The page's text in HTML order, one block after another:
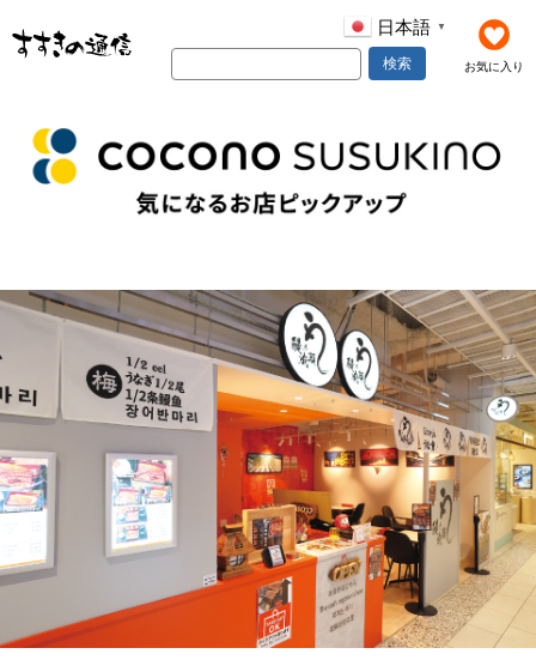
お気に入り
日本語 ▼
検索